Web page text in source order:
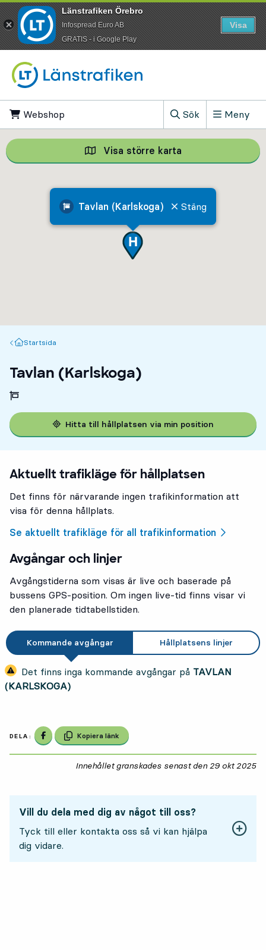
Webshop
Sök
, Visa sökfältet
Meny
Tavlan (Karlskoga) Stäng
Visa större karta Visa större
Startsida
Startsida
Tavlan (Karlskoga)
Hitta till hållplatsen via min position
Aktuellt trafikläge för hållplatsen
Det finns för närvarande ingen trafikinformation att
visa för denna hållplats.
Se aktuellt trafikläge för all trafikinformation
Avgångar och linjer
Avgångstiderna som visas är live och baserade på
bussens GPS-position. Om ingen live-tid finns visar vi
den planerade tidtabellstiden.
Kommande avgångar Hållplatsens linjer
Det finns inga kommande avgångar på TAVLAN
(KARLSKOGA)
DELA: Dela på Facebook
Kopiera länk
Innehållet granskades senast den 29 okt 2025
Vill du dela med dig av något till oss?
Tyck till eller kontakta oss så vi kan hjälpa
dig vidare.
Länstrafiken Örebro
Infospread Euro AB
​GRATIS - i Google Play
Visa